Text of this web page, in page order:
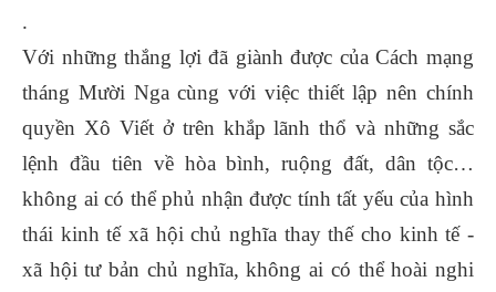
.
Với những thắng lợi đã giành được của Cách mạng
tháng Mười Nga cùng với việc thiết lập nên chính
quyền Xô Viết ở trên khắp lãnh thổ và những sắc
lệnh đầu tiên về hòa bình, ruộng đất, dân tộc…
không ai có thể phủ nhận được tính tất yếu của hình
thái kinh tế xã hội chủ nghĩa thay thế cho kinh tế -
xã hội tư bản chủ nghĩa, không ai có thể hoài nghi